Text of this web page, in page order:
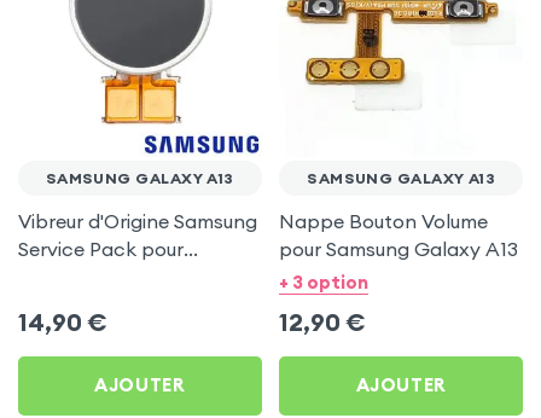
SAMSUNG GALAXY A13
Vibreur d'Origine Samsung
Service Pack pour
14,90 €
AJOUTER
SAMSUNG GALAXY A13
Nappe Bouton Volume
pour Samsung Galaxy A13
+ 3 option
12,90 €
AJOUTER